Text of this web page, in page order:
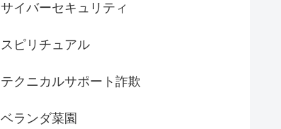
サイバーセキュリティ
スピリチュアル
テクニカルサポート詐欺
ベランダ菜園